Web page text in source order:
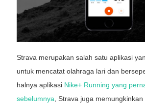
Strava merupakan salah satu aplikasi
untuk mencatat olahraga lari dan
halnya aplikasi Nike+ Running yang
sebelumnya , Strava juga